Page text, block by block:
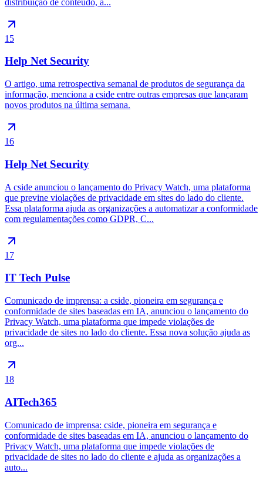
15
Help Net Security
O artigo, uma retrospectiva semanal de produtos de segurança da
informação, menciona a cside entre outras empresas que lançaram
novos produtos na última semana.
16
Help Net Security
A cside anunciou o lançamento do Privacy Watch, uma plataforma
que previne violações de privacidade em sites do lado do cliente.
Essa plataforma ajuda as organizações a automatizar a conformidade
com regulamentações como GDPR, C...
17
IT Tech Pulse
Comunicado de imprensa: a cside, pioneira em segurança e
conformidade de sites baseadas em IA, anunciou o lançamento do
Privacy Watch, uma plataforma que impede violações de
privacidade de sites no lado do cliente. Essa nova solução ajuda as
org...
18
AITech365
Comunicado de imprensa: cside, pioneira em segurança e
conformidade de sites baseadas em IA, anunciou o lançamento do
Privacy Watch, uma plataforma que impede violações de
privacidade de sites no lado do cliente e ajuda as organizações a
auto...